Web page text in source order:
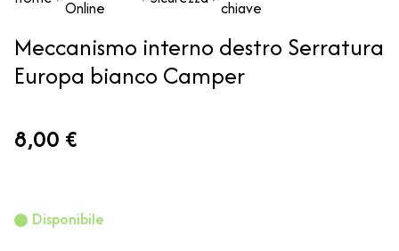
Online
chiave
Meccanismo interno destro Serratura
Europa bianco Camper
8,00 €
Disponibile